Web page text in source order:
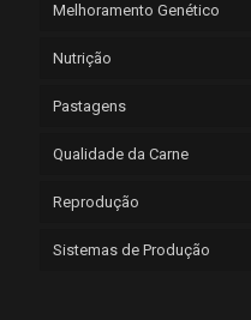
Melhoramento Genético
Nutrição
Pastagens
Qualidade da Carne
Reprodução
Sistemas de Produção